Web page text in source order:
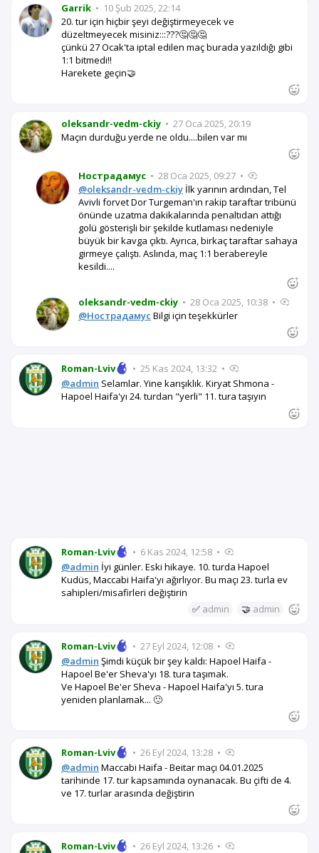
Garrik • 10 Şub 2025, 22:14
20. tur için hiçbir şeyi değiştirmeyecek ve
düzeltmeyecek misiniz:::???🤔🤔🤔
çünkü 27 Ocak'ta iptal edilen maç burada yazıldığı gibi
1:1 bitmedi!!
Harekete geçin🤝
oleksandr-vedm-ckiy • 27 Oca 2025, 20:19
Maçın durduğu yerde ne oldu....bilen var mı
Нострадамус • 28 Oca 2025, 09:27 •
@oleksandr-vedm-ckiy İlk yarının ardından, Tel
Avivli forvet Dor Turgeman'ın rakip taraftar tribünü
önünde uzatma dakikalarında penaltıdan attığı
golü gösterişli bir şekilde kutlaması nedeniyle
büyük bir kavga çıktı. Ayrıca, birkaç taraftar sahaya
girmeye çalıştı. Aslında, maç 1:1 berabereyle
kesildi....
oleksandr-vedm-ckiy • 28 Oca 2025, 10:38 •
@Нострадамус Bilgi için teşekkürler
Roman-Lviv • 25 Kas 2024, 13:32 •
@admin Selamlar. Yine karışıklık. Kiryat Shmona -
Hapoel Haifa'yı 24. turdan "yerli" 11. tura taşıyın
Roman-Lviv • 6 Kas 2024, 12:58 •
@admin İyi günler. Eski hikaye. 10. turda Hapoel
Kudüs, Maccabi Haifa'yı ağırlıyor. Bu maçı 23. turla ev
sahipleri/misafirleri değiştirin
✅ admin 🤝 admin
Roman-Lviv • 27 Eyl 2024, 12:08 •
@admin Şimdi küçük bir şey kaldı: Hapoel Haifa -
Hapoel Be'er Sheva'yı 18. tura taşımak.
Ve Hapoel Be'er Sheva - Hapoel Haifa'yı 5. tura
yeniden planlamak... 🙂
Roman-Lviv • 26 Eyl 2024, 13:28 •
@admin Maccabi Haifa - Beitar maçı 04.01.2025
tarihinde 17. tur kapsamında oynanacak. Bu çifti de 4.
ve 17. turlar arasında değiştirin
Roman-Lviv • 26 Eyl 2024, 13:26 •